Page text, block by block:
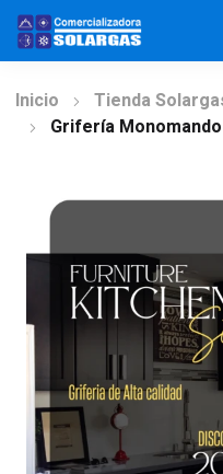
Inicio Tienda
Grifería